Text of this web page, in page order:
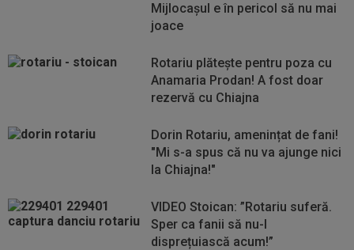
Mijlocașul e în pericol să nu mai
joace
Rotariu plătește pentru poza cu
Anamaria Prodan! A fost doar
rezervă cu Chiajna
Dorin Rotariu, amenințat de fani!
"Mi s-a spus că nu va ajunge nici
la Chiajna!"
VIDEO Stoican: ”Rotariu suferă.
Sper ca fanii să nu-l
disprețuiască acum!”